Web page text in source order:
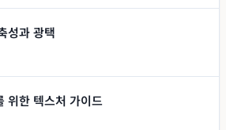
성과 광택
위한 텍스처 가이드